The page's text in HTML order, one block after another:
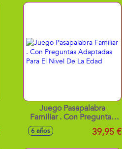
Juego Pasapalabra
Familiar . Con Preguntas
Adaptadas Para El Nivel
De La Edad
6 años 39,95 €